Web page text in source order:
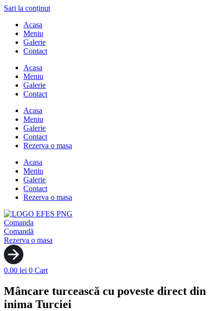
Sari la conținut
Acasa
Meniu
Galerie
Contact
Acasa
Meniu
Galerie
Contact
Acasa
Meniu
Galerie
Contact
Rezerva o masa
Acasa
Meniu
Galerie
Contact
Rezerva o masa
Comanda
Comandă
Rezerva o masa
0.00 lei 0 Cart
Mâncare turcească cu poveste direct din
inima Turciei